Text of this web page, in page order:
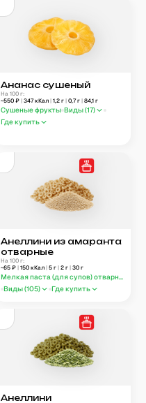
Ананас сушеный
На 100 г:
~550 ₽ | 347кКал | 1,2 г | 0,7г | 84,1 г
Сушеные фрукты Виды (17)
Где купить
Анеллини из амаранта
отварные
На 100 г:
~65 ₽ | 150 кКал | 5 г | 2 г | 30 г
Мелкая паста (для супов) отварная
Виды (105) Где купить
Анеллини